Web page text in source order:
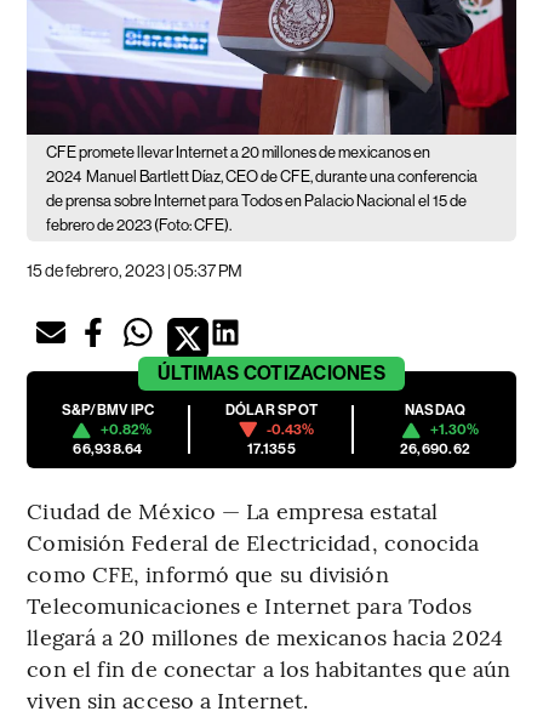
CFE promete llevar Internet a 20 millones de mexicanos en
2024 Manuel Bartlett Díaz, CEO de CFE, durante una conferencia
de prensa sobre Internet para Todos en Palacio Nacional el 15 de
febrero de 2023 (Foto: CFE).
15 de febrero, 2023 | 05:37 PM
ÚLTIMAS COTIZACIONES
S&P/BMV IPC
+0.82%
66,938.64
DÓLAR SPOT
-0.43%
17.1355
NASDAQ
+1.30%
26,690.62
Ciudad de México — La empresa estatal
Comisión Federal de Electricidad, conocida
como CFE, informó que su división
Telecomunicaciones e Internet para Todos
llegará a 20 millones de mexicanos hacia 2024
con el fin de conectar a los habitantes que aún
viven sin acceso a Internet.